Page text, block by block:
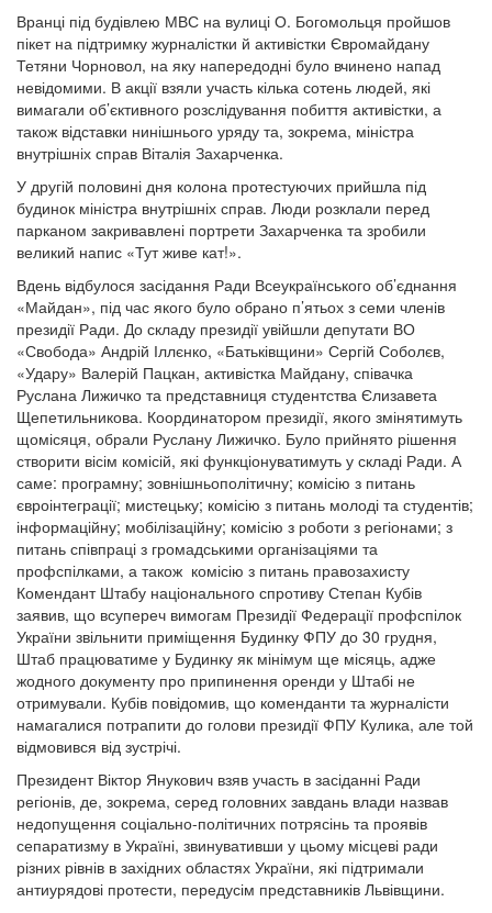
Вранці під будівлею МВС на вулиці О. Богомольця пройшов
пікет на підтримку журналістки й активістки Євромайдану
Тетяни Чорновол, на яку напередодні було вчинено напад
невідомими. В акції взяли участь кілька сотень людей, які
вимагали об’єктивного розслідування побиття активістки, а
також відставки нинішнього уряду та, зокрема, міністра
внутрішніх справ Віталія Захарченка.
У другій половині дня колона протестуючих прийшла під
будинок міністра внутрішніх справ. Люди розклали перед
парканом закривавлені портрети Захарченка та зробили
великий напис «Тут живе кат!».
Вдень відбулося засідання Ради Всеукраїнського об’єднання
«Майдан», під час якого було обрано п’ятьох з семи членів
президії Ради. До складу президії увійшли депутати ВО
«Свобода» Андрій Іллєнко, «Батьківщини» Сергій Соболєв,
«Удару» Валерій Пацкан, активістка Майдану, співачка
Руслана Лижичко та представниця студентства Єлизавета
Щепетильникова. Координатором президії, якого змінятимуть
щомісяця, обрали Руслану Лижичко. Було прийнято рішення
створити вісім комісій, які функціонуватимуть у складі Ради. А
саме: програмну; зовнішньополітичну; комісію з питань
євроінтеграції; мистецьку; комісію з питань молоді та студентів;
інформаційну; мобілізаційну; комісію з роботи з регіонами; з
питань співпраці з громадськими організаціями та
профспілками, а також комісію з питань правозахисту
Комендант Штабу національного спротиву Степан Кубів
заявив, що всупереч вимогам Президії Федерації профспілок
України звільнити приміщення Будинку ФПУ до 30 грудня,
Штаб працюватиме у Будинку як мінімум ще місяць, адже
жодного документу про припинення оренди у Штабі не
отримували. Кубів повідомив, що коменданти та журналісти
намагалися потрапити до голови президії ФПУ Кулика, але той
відмовився від зустрічі.
Президент Віктор Янукович взяв участь в засіданні Ради
регіонів, де, зокрема, серед головних завдань влади назвав
недопущення соціально-політичних потрясінь та проявів
сепаратизму в Україні, звинувативши у цьому місцеві ради
різних рівнів в західних областях України, які підтримали
антиурядові протести, передусім представників Львівщини.